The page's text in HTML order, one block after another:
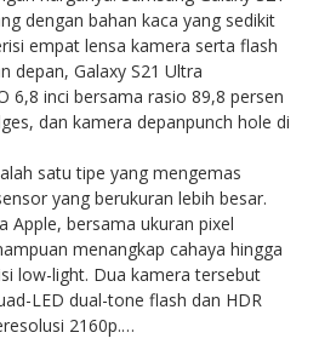
dengan bahan kaca yang sedikit
empat lensa kamera serta flash
depan, Galaxy S21 Ultra
6,8 inci bersama rasio 89,8 persen
dan kamera depanpunch hole di
satu tipe yang mengemas
yang berukuran lebih besar.
Apple, bersama ukuran pixel
menangkap cahaya hingga
low-light. Dua kamera tersebut
LED dual-tone flash dan HDR
2160p.…